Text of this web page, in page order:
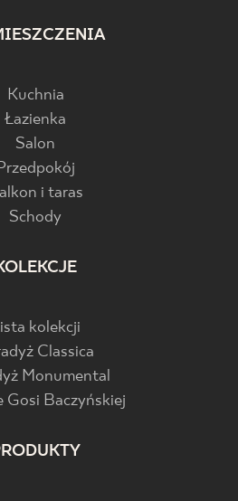
Kuchnia
Łazienka
Salon
i taras
Schody
kolekcji
Classica
Monumental
Gosi Baczyńskiej